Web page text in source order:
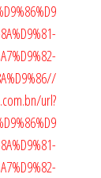
url?